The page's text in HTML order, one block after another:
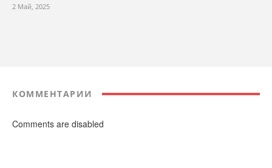
2 Май, 2025
КОММЕНТАРИИ
Comments are disabled